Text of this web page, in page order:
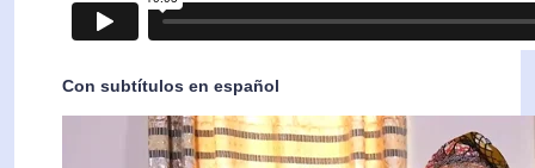
Con subtítulos en español